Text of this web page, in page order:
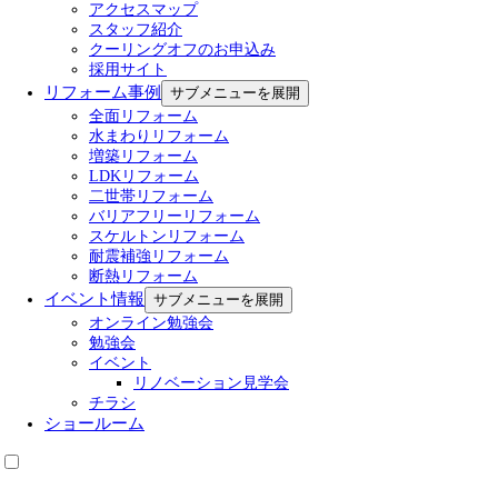
アクセスマップ
スタッフ紹介
クーリングオフのお申込み
採用サイト
リフォーム事例
サブメニューを展開
全面リフォーム
水まわりリフォーム
増築リフォーム
LDKリフォーム
二世帯リフォーム
バリアフリーリフォーム
スケルトンリフォーム
耐震補強リフォーム
断熱リフォーム
イベント情報 サブメニューを展開
オンライン勉強会
勉強会
イベント
リノベーション見学会
チラシ
ショールーム